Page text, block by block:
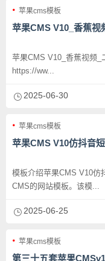
苹果cms模板
苹果CMS V10_香蕉视
苹果CMS V10_香蕉视频_
https://ww...
2025-06-30
苹果cms模板
苹果CMS V10仿抖音
模板介绍苹果CMS V10仿
CMS的网站模板。该模...
2025-06-25
苹果cms模板
第三十五套苹果